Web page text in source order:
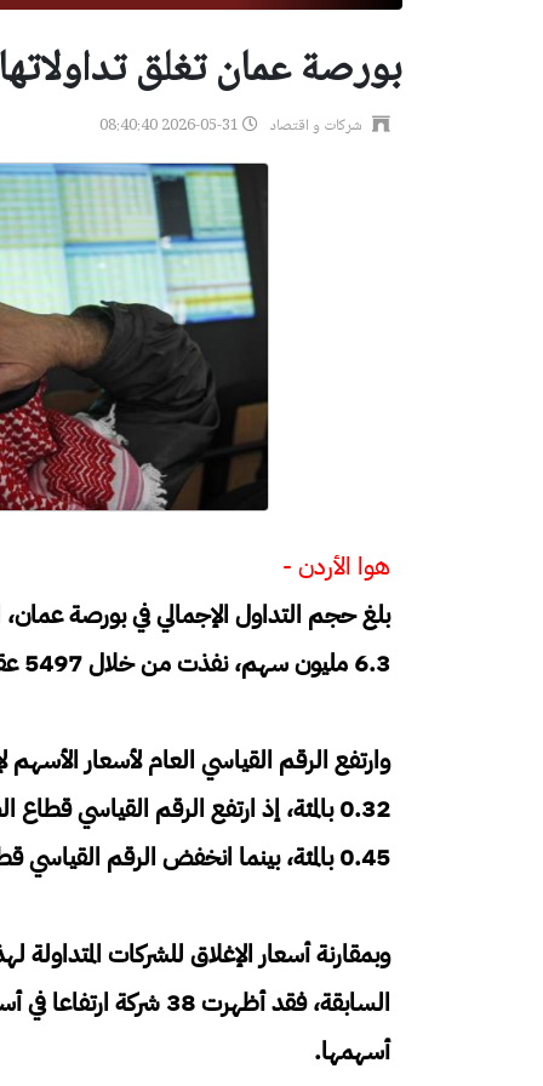
بورصة عمان تغلق
شركات و اقتصاد 2026-05-31 08:40:40
هوا الأردن -
6.3 مليون سهم، نفذت من خلال 5497 عقدا.
0.45 بالمئة، بينما انخفض الرقم القياسي قطاع الخدمات بنسبة 0.53 بالمئة.
أسهمها.